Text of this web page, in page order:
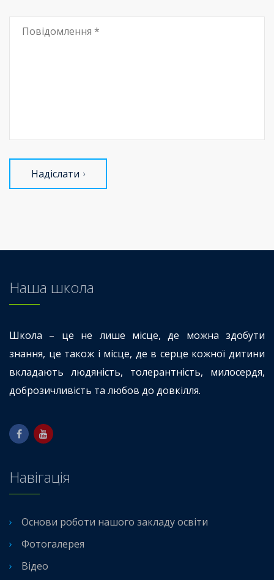
Надіслати
Наша школа
Школа – це не лише місце, де можна здобути
знання, це також і місце, де в серце кожної дитини
вкладають людяність, толерантність, милосердя,
доброзичливість та любов до довкілля.
Навігація
Основи роботи нашого закладу освіти
Фотогалерея
Відео